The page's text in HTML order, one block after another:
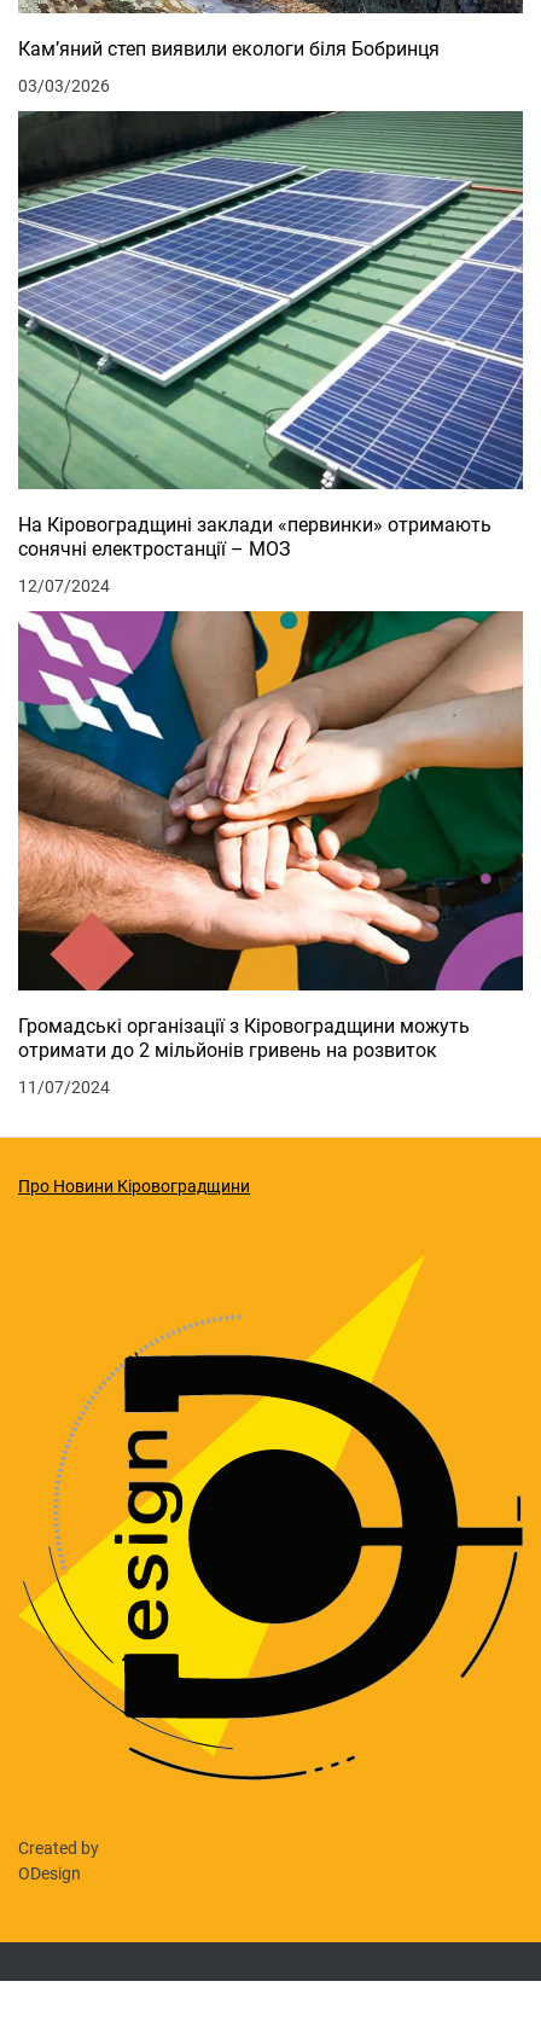
Кам’яний степ виявили екологи біля Бобринця
03/03/2026
На Кіровоградщині заклади «первинки» отримають
сонячні електростанції – МОЗ
12/07/2024
Громадські організації з Кіровоградщини можуть
отримати до 2 мільйонів гривень на розвиток
11/07/2024
Про Новини Кіровоградщини
Created by
ODesign